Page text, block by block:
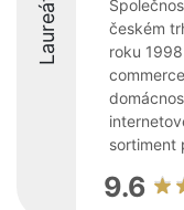
Laureáti
českém
roku
sortiment
9.6